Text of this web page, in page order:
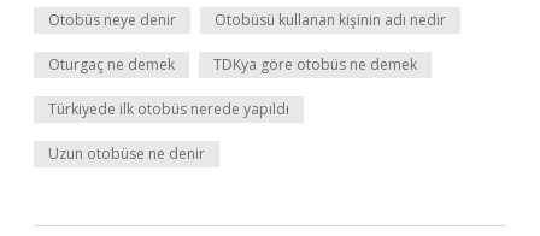
Otobüs neye denir Otobüsü kullanan kişinin adı nedir
Oturgaç ne demek TDKya göre otobüs ne demek
Türkiyede ilk otobüs nerede yapıldı
Uzun otobüse ne denir